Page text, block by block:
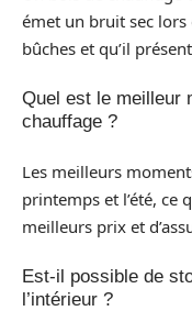
émet un bruit sec lors
bûches et qu’il
Quel est le meilleur
chauffage ?
Les meilleurs
printemps et l’été, ce
meilleurs prix et
Est-il possible de
l’intérieur ?